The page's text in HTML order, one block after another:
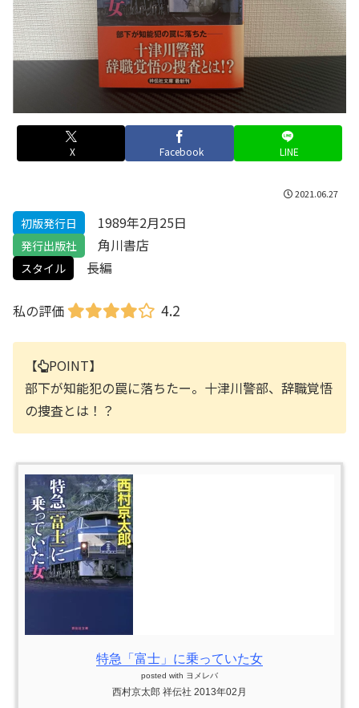
X Facebook LINE
2021.06.27
初版発行日 1989年2月25日
発行出版社 角川書店
スタイル 長編
私の評価 4.2
【
POINT】
部下が知能犯の罠に落ちたー。十津川警部、辞職覚悟
の捜査とは！？
特急「富士」に乗っていた女
posted with ヨメレバ
西村京太郎 祥伝社 2013年02月